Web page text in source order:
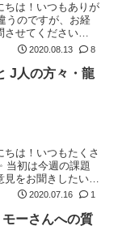
ちは！いつもありが
うのですが、お経
せてください🙇‍♀️
るとすごく助かり
2020.08.13 8
J人の方々・龍
は！いつもたくさ
当初は今週の課題
見をお聞きしたいと
み、なんとなく気
2020.07.16 1
ーさんへの質